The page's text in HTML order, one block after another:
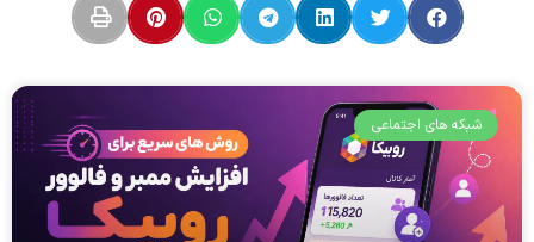
شبکه های اجتماعی